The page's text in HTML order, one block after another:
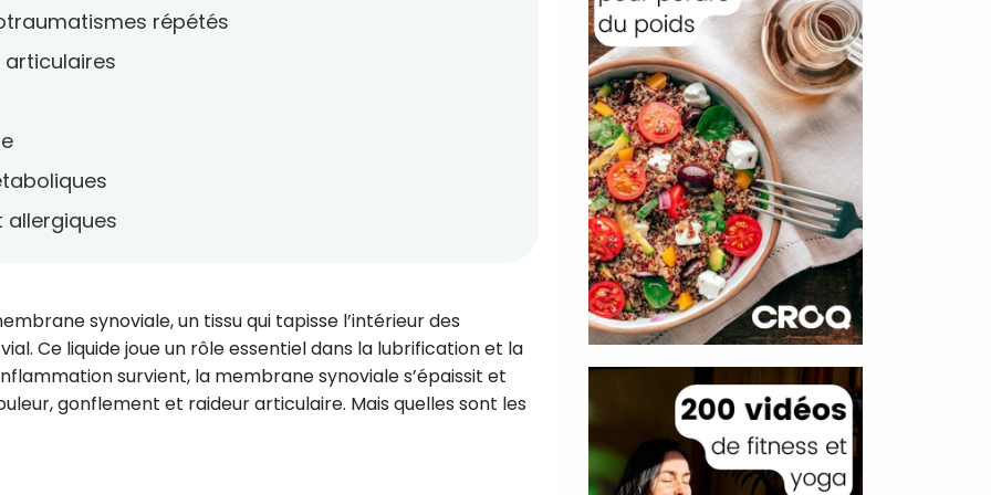
répétés
articulaires
allergiques
synoviale, un tissu qui tapisse l’intérieur des
Ce liquide joue un rôle essentiel dans la lubrification et la
survient, la membrane synoviale s’épaissit et
gonflement et raideur articulaire. Mais quelles sont les